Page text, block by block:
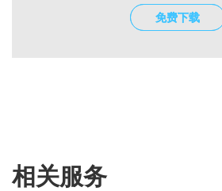
免费下载
免费下载
相关服务